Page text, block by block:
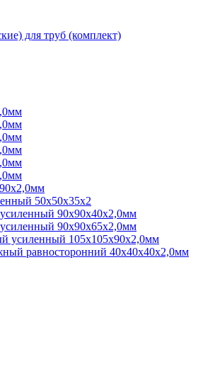
для труб (комплект)
50х50х35х2
90х90х40х2,0мм
90х90х65х2,0мм
усиленный 105х105х90х2,0мм
равносторонний 40х40х40х2,0мм